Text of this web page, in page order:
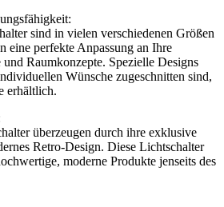
sind in vielen verschiedenen Größen
eine perfekte Anpassung an Ihre
Raumkonzepte. Spezielle Designs
Wünsche zugeschnitten sind,
erhältlich.
überzeugen durch ihre exklusive
Retro-Design. Diese Lichtschalter
moderne Produkte jenseits des